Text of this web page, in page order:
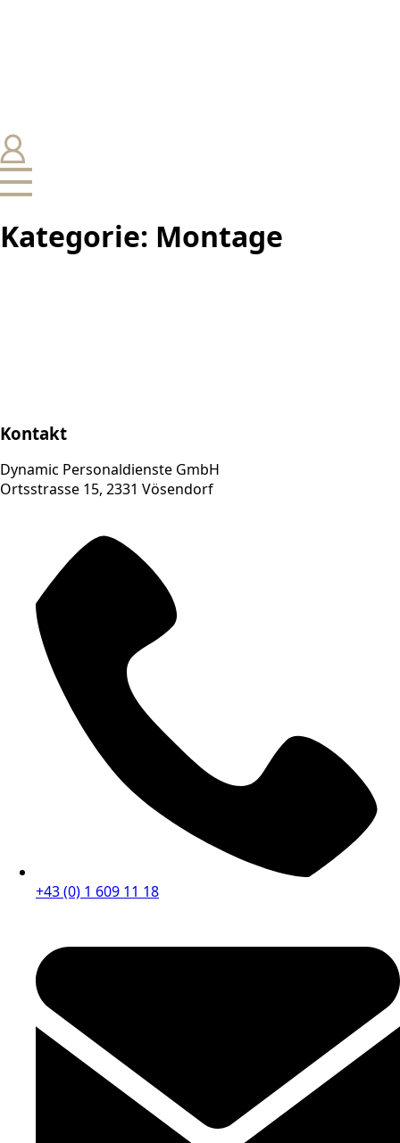
Kategorie: Montage
Kontakt
Dynamic Personaldienste GmbH
Ortsstrasse 15, 2331 Vösendorf
+43 (0) 1 609 11 18